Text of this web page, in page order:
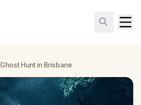
Ghost Hunt in Brisbane